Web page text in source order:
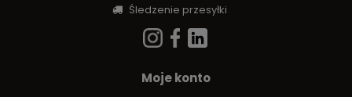
Śledzenie przesyłki
Moje konto